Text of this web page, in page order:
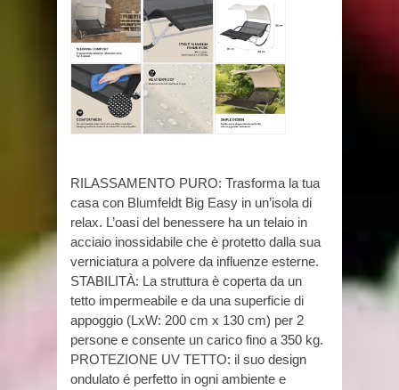
RILASSAMENTO PURO: Trasforma la tua
casa con Blumfeldt Big Easy in un’isola di
relax. L’oasi del benessere ha un telaio in
acciaio inossidabile che è protetto dalla sua
verniciatura a polvere da influenze esterne.
STABILITÀ: La struttura è coperta da un
tetto impermeabile e da una superficie di
appoggio (LxW: 200 cm x 130 cm) per 2
persone e consente un carico fino a 350 kg.
PROTEZIONE UV TETTO: il suo design
ondulato é perfetto in ogni ambiente e